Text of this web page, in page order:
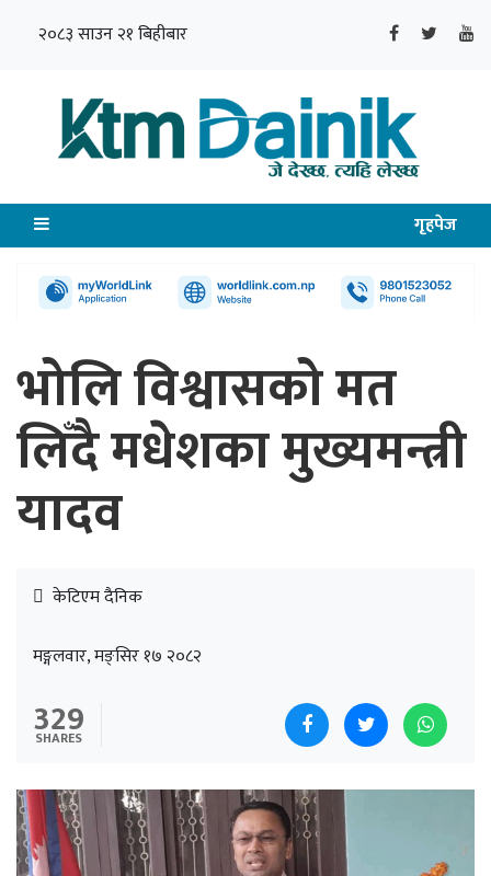
२०८३ साउन २१ बिहीबार
गृहपेज
भोलि विश्वासको मत
लिँदै मधेशका मुख्यमन्त्री
यादव
केटिएम दैनिक
मङ्गलवार, मङ्सिर १७ २०८२
329
SHARES